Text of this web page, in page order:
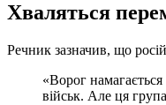
Хваляться
Речник зазначив, що
«Ворог
військ. Але ця